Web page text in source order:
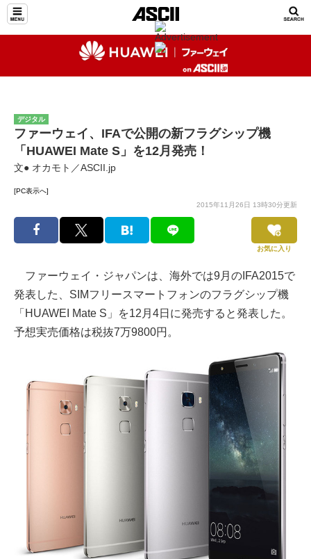
デジタル
ファーウェイ、IFAで公開の新フラグシップ機
「HUAWEI Mate S」を12月発売！
文● オカモト／ASCII.jp
[PC表示へ]
2015年11月26日 13時30分更新
お気に入り
ファーウェイ・ジャパンは、海外では9月のIFA2015で
発表した、SIMフリースマートフォンのフラグシップ機
「HUAWEI Mate S」を12月4日に発売すると発表した。
予想実売価格は税抜7万9800円。